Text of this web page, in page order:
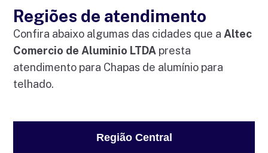
Regiões de atendimento
Confira abaixo algumas das cidades que aAltec
Comercio de Aluminio LTDA presta
atendimento para Chapas de alumínio para
telhado.
Região Central